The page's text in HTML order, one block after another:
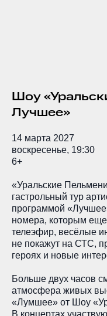
Шоу
Лучшее»
14 марта 2027
воскресенье, 19:30
6+
«Уральские
гастрольный тур
программой
номера, которым еще
телеэфир, весёлые
не покажут на СТС,
героях и новые
Больше двух часов
атмосфера живых
«Лумшее» от Шоу
В концертах